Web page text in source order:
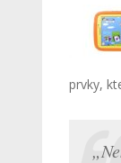
prvky,